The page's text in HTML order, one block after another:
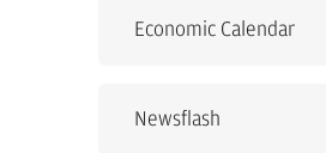
Economic Calendar
Newsflash